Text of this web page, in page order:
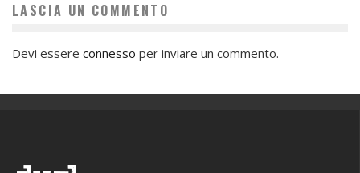
LASCIA UN COMMENTO
Devi essere connesso per inviare un commento.